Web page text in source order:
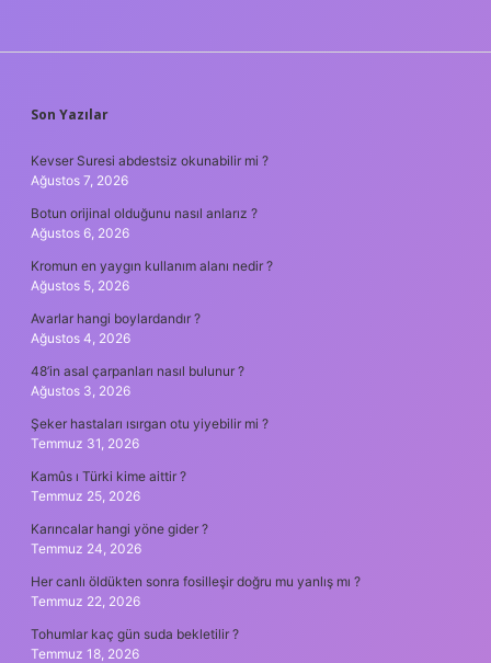
SIDEBAR
Son Yazılar
Kevser Suresi abdestsiz okunabilir mi ?
Ağustos 7, 2026
Botun orijinal olduğunu nasıl anlarız ?
Ağustos 6, 2026
Kromun en yaygın kullanım alanı nedir ?
Ağustos 5, 2026
Avarlar hangi boylardandır ?
Ağustos 4, 2026
48’in asal çarpanları nasıl bulunur ?
Ağustos 3, 2026
Şeker hastaları ısırgan otu yiyebilir mi ?
Temmuz 31, 2026
Kamûs ı Türki kime aittir ?
Temmuz 25, 2026
Karıncalar hangi yöne gider ?
Temmuz 24, 2026
Her canlı öldükten sonra fosilleşir doğru mu yanlış mı ?
Temmuz 22, 2026
Tohumlar kaç gün suda bekletilir ?
Temmuz 18, 2026